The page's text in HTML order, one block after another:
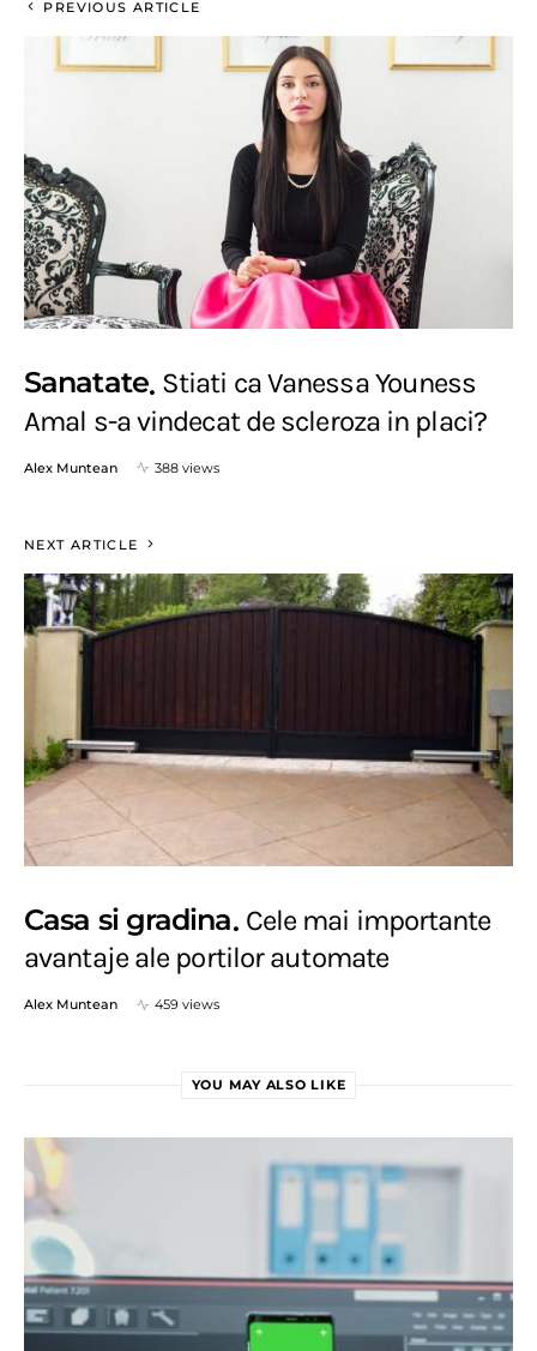
PREVIOUS ARTICLE
Sanatate Stiati ca Vanessa Youness
Amal s-a vindecat de scleroza in placi?
Alex Muntean 388 views
NEXT ARTICLE
Casa si gradina Cele mai importante
avantaje ale portilor automate
Alex Muntean 459 views
YOU MAY ALSO LIKE